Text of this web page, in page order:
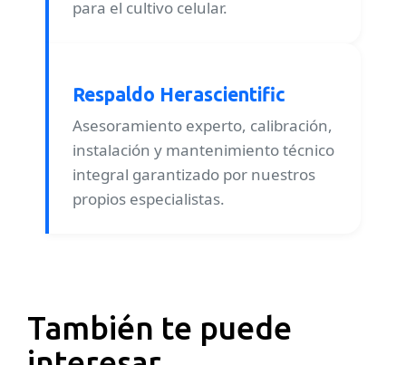
para el cultivo celular.
Respaldo Herascientific
Asesoramiento experto, calibración,
instalación y mantenimiento técnico
integral garantizado por nuestros
propios especialistas.
También te puede